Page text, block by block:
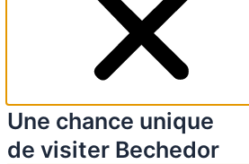
Une chance unique
de visiter Bechedor